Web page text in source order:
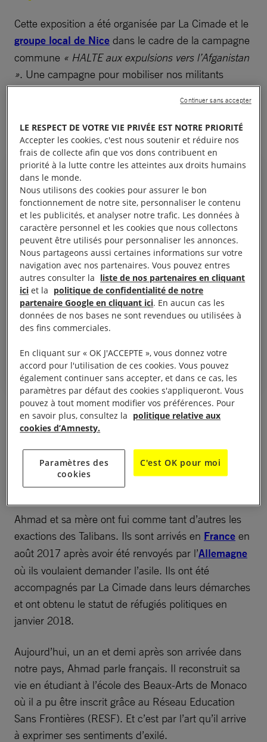
Cette exposition a été organisée par La Cimade et le
groupe local de Nice dans le cadre de la campagne
commune « HALTE aux expulsions vers l’Afganistan
». Une campagne pour mobiliser nos militants
contre le renvoi deréfugiésafghans vers leur pays
d’origine où les populations civiles paient le prix
lourd de la guerre (11 000 victimes civiles en 2018).
Quand je suis arrivé en France, je
ne parlais pas un mot de
français. J’ai alors trouvé la
peinture comme langue
commune pour pouvoir parler du
hurlement intérieur des gens, de
la crise d’identité, de
l’immigration.
Une soirée pleine
d’émotions
Ahmad et sa mère ont fui comme tant d’autres les
exactions des Talibans. Ils sont arrivés en France en
août 2017 après avoir été renvoyés par l’Allemagne
où ils voulaient demander l’asile. Ils ont été
accompagnés par La Cimade dans leurs démarches
et ont obtenu le statut de réfugiés politiques en
janvier 2018.
Aujourd’hui, un an et demi après son arrivée dans
notre pays, Ahmad parle français. Il reconstruit sa
vie en étudiant à l’école des Beaux-Arts de Monaco
où il a pu être inscrit grâce au Réseau Education
Sans Frontières (RESF). Et c’est par l’art qu’il arrive
à exprimer ses sentiments d’exilé.
LE RESPECT DE VOTRE VIE PRIVÉE EST NOTRE PRIORITÉ
Accepter les cookies, c'est nous soutenir et réduire nos
frais de collecte afin que vos dons contribuent en
priorité à la lutte contre les atteintes aux droits humains
dans le monde.
Nous utilisons des cookies pour assurer le bon
fonctionnement de notre site, personnaliser le contenu
et les publicités, et analyser notre trafic. Les données à
caractère personnel et les cookies que nous collectons
peuvent être utilisés pour personnaliser les annonces.
Nous partageons aussi certaines informations sur votre
navigation avec nos partenaires. Vous pouvez entres
autres consulter la liste de nos partenaires en cliquant
ici et la politique de confidentialité de notre
partenaire Google en cliquant ici. En aucun cas les
données de nos bases ne sont revendues ou utilisées à
des fins commerciales.
En cliquant sur « OK J'ACCEPTE », vous donnez votre
accord pour l'utilisation de ces cookies. Vous pouvez
également continuer sans accepter, et dans ce cas, les
paramètres par défaut des cookies s'appliqueront. Vous
pouvez à tout moment modifier vos préférences. Pour
en savoir plus, consultez la politique relative aux
cookies d’Amnesty.
Paramètres des
cookies
C'est OK pour moi
Continuer sans accepter